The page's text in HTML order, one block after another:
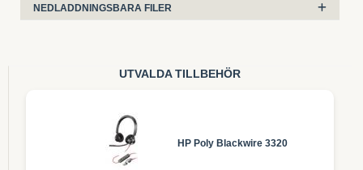
NEDLADDNINGSBARA FILER
UTVALDA TILLBEHÖR
HP Poly Blackwire 3320